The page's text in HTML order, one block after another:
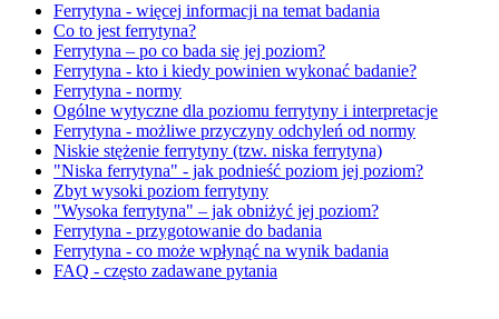
Ferrytyna - więcej informacji na temat badania
Co to jest ferrytyna?
Ferrytyna – po co bada się jej poziom?
Ferrytyna - kto i kiedy powinien wykonać badanie?
Ferrytyna - normy
Ogólne wytyczne dla poziomu ferrytyny i interpretacje
Ferrytyna - możliwe przyczyny odchyleń od normy
Niskie stężenie ferrytyny (tzw. niska ferrytyna)
"Niska ferrytyna" - jak podnieść poziom jej poziom?
Zbyt wysoki poziom ferrytyny
"Wysoka ferrytyna" – jak obniżyć jej poziom?
Ferrytyna - przygotowanie do badania
Ferrytyna - co może wpłynąć na wynik badania
FAQ - często zadawane pytania